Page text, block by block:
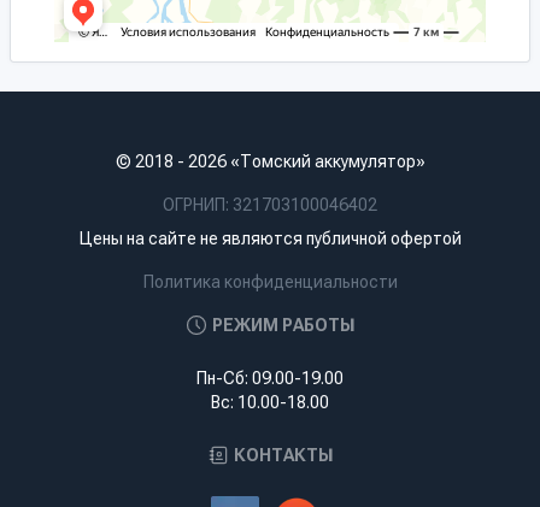
© 2018 - 2026 «Томский аккумулятор»
ОГРНИП: 321703100046402
Цены на сайте не являются публичной офертой
Политика конфиденциальности
РЕЖИМ РАБОТЫ
Пн-Сб: 09.00-19.00
Вс: 10.00-18.00
КОНТАКТЫ